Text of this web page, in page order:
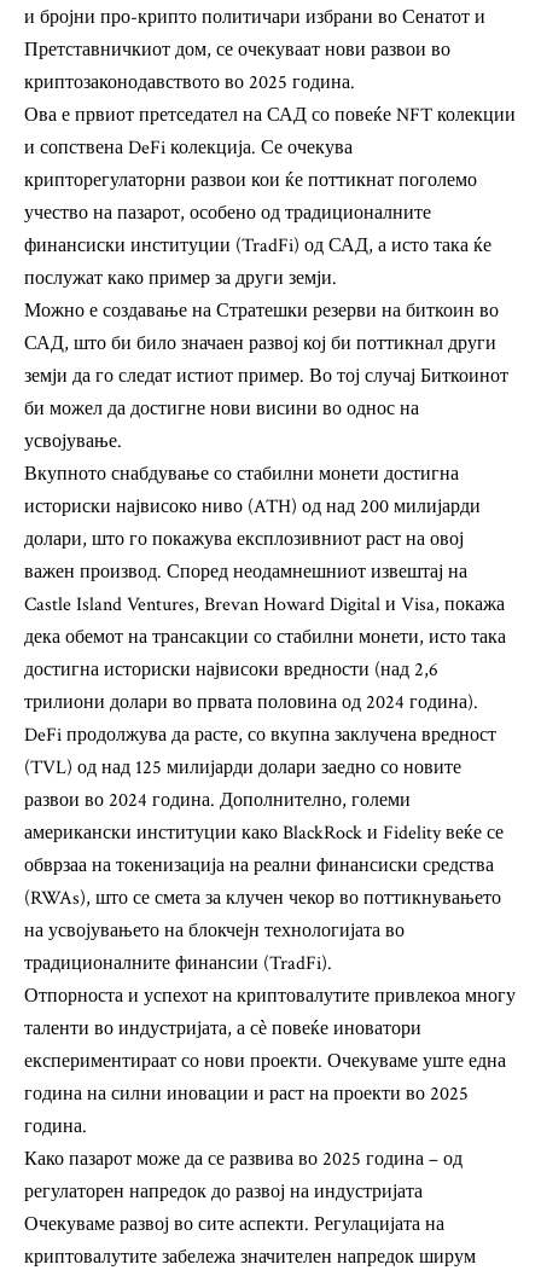
и бројни про-крипто политичари избрани во Сенатот и
Претставничкиот дом, се очекуваат нови развои во
криптозаконодавството во 2025 година.
Ова е првиот претседател на САД со повеќе NFT колекции
и сопствена DeFi колекција. Се очекува
крипторегулаторни развои кои ќе поттикнат поголемо
учество на пазарот, особено од традиционалните
финансиски институции (TradFi) од САД, а исто така ќе
послужат како пример за други земји.
Можно е создавање на Стратешки резерви на биткоин во
САД, што би било значаен развој кој би поттикнал други
земји да го следат истиот пример. Во тој случај Биткоинот
би можел да достигне нови висини во однос на
усвојување.
Вкупното снабдување со стабилни монети достигна
историски највисоко ниво (ATH) од над 200 милијарди
долари, што го покажува експлозивниот раст на овој
важен производ. Според неодамнешниот извештај на
Castle Island Ventures, Brevan Howard Digital и Visa, покажа
дека обемот на трансакции со стабилни монети, исто така
достигна историски највисоки вредности (над 2,6
трилиони долари во првата половина од 2024 година).
DeFi продолжува да расте, со вкупна заклучена вредност
(TVL) од над 125 милијарди долари заедно со новите
развои во 2024 година. Дополнително, големи
американски институции како BlackRock и Fidelity веќе се
обврзаа на токенизација на реални финансиски средства
(RWAs), што се смета за клучен чекор во поттикнувањето
на усвојувањето на блокчејн технологијата во
традиционалните финансии (TradFi).
Отпорноста и успехот на криптовалутите привлекоа многу
таленти во индустријата, а сѐ повеќе иноватори
експериментираат со нови проекти. Очекуваме уште една
година на силни иновации и раст на проекти во 2025
година.
Како пазарот може да се развива во 2025 година – од
регулаторен напредок до развој на индустријата
Очекуваме развој во сите аспекти. Регулацијата на
криптовалутите забележа значителен напредок ширум